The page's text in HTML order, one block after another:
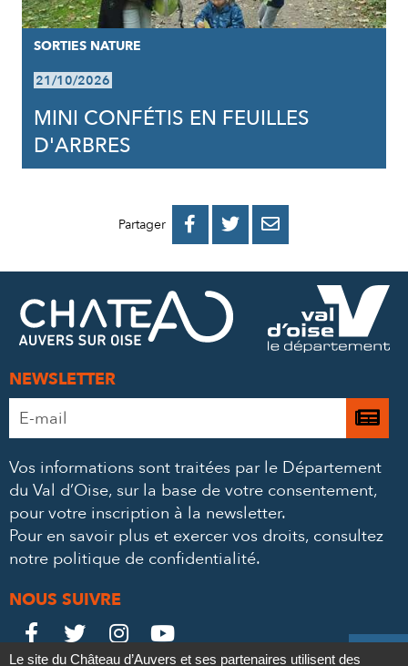
SORTIES NATURE
21/10/2026
MINI CONFÉTIS EN FEUILLES
D'ARBRES
Partager 
PARTAGER
FACEBOOK
PARTAGER
PARTAGER
MAIL
NEWSLETTER
Adresse
e-
*
Je
à
Vos informations sont traitées par le Département
du Val d’Oise, sur la base de votre consentement,
pour votre inscription à la newsletter.
Pour en savoir plus et exercer vos droits, consultez
notre politique de confidentialité.
NOUS SUIVRE
Le

Le

Le

Le

Le site du Château d’Auvers et ses partenaires utilisent des